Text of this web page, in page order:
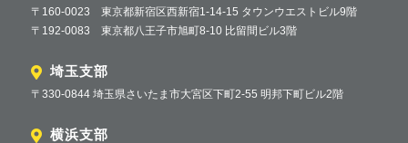
〒160-0023 東京都新宿区西新宿1-14-15 タウンウエストビル9階
〒192-0083 東京都八王子市旭町8-10 比留間ビル3階
埼玉支部
〒330-0844 埼玉県さいたま市大宮区下町2-55 明邦下町ビル2階
横浜支部